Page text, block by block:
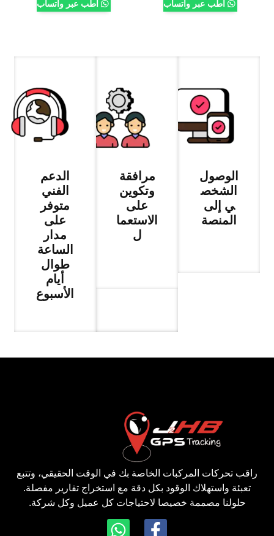
اطب عبر واتساب اطب عبر واتساب
الوصول
الشخص
ي إلى
المنصة
مرافقة
وتكوين
على
الاستعما
ل
الدعم
الفني
متوفر
على
مدار
الساعة
طوال
أيام
الأسبوع
راقب تحركات المركبات الخاصة بك في الوقت الحقيقي، وتتبع
تعبئة واستهلاك الوقود بكل دقة مع استخراج تقارير مفصلة.
حلولنا مصممة خصيصا لاحتياجات كل عميل وكل شركة.